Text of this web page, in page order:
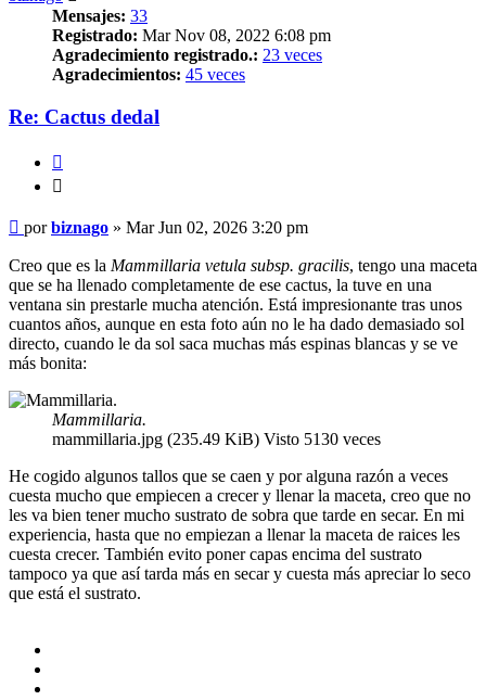
Mensajes: 33
Registrado: Mar Nov 08, 2022 6:08 pm
Agradecimiento registrado.: 23 veces
Agradecimientos: 45 veces
Re: Cactus dedal
Mensaje
porbiznago » Mar Jun 02, 2026 3:20 pm
Creo que es la Mammillaria vetula subsp. gracilis, tengo una maceta
que se ha llenado completamente de ese cactus, la tuve en una
ventana sin prestarle mucha atención. Está impresionante tras unos
cuantos años, aunque en esta foto aún no le ha dado demasiado sol
directo, cuando le da sol saca muchas más espinas blancas y se ve
más bonita:
Mammillaria.
mammillaria.jpg (235.49 KiB) Visto 5130 veces
He cogido algunos tallos que se caen y por alguna razón a veces
cuesta mucho que empiecen a crecer y llenar la maceta, creo que no
les va bien tener mucho sustrato de sobra que tarde en secar. En mi
experiencia, hasta que no empiezan a llenar la maceta de raices les
cuesta crecer. También evito poner capas encima del sustrato
tampoco ya que así tarda más en secar y cuesta más apreciar lo seco
que está el sustrato.